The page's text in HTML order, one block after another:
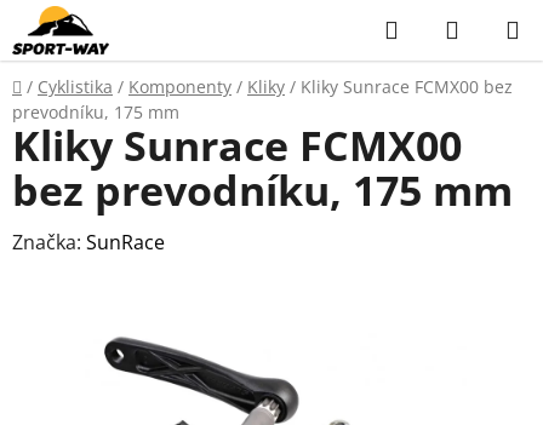
Přejít
na
obsah
Hledat
KOŠÍK
Domů
/ Cyklistika / Komponenty / Kliky / Kliky Sunrace FCMX00 bez
prevodníku, 175 mm
Kliky Sunrace FCMX00
bez prevodníku, 175 mm
Značka: SunRace